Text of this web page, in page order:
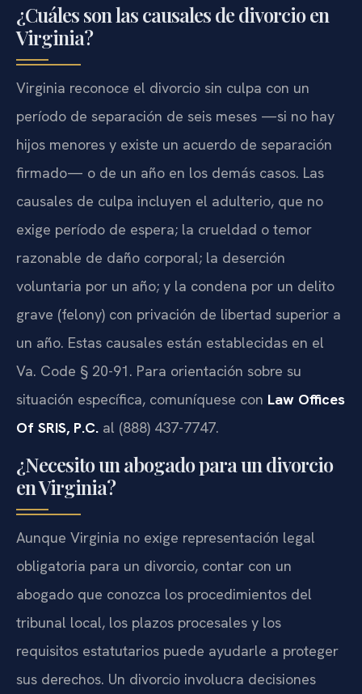
¿Cuáles son las causales de divorcio en
Virginia?
Virginia reconoce el divorcio sin culpa con un
período de separación de seis meses —si no hay
hijos menores y existe un acuerdo de separación
firmado— o de un año en los demás casos. Las
causales de culpa incluyen el adulterio, que no
exige período de espera; la crueldad o temor
razonable de daño corporal; la deserción
voluntaria por un año; y la condena por un delito
grave (felony) con privación de libertad superior a
un año. Estas causales están establecidas en el
Va. Code § 20-91. Para orientación sobre su
situación específica, comuníquese con Law Offices
Of SRIS, P.C. al (888) 437-7747.
¿Necesito un abogado para un divorcio
en Virginia?
Aunque Virginia no exige representación legal
obligatoria para un divorcio, contar con un
abogado que conozca los procedimientos del
tribunal local, los plazos procesales y los
requisitos estatutarios puede ayudarle a proteger
sus derechos. Un divorcio involucra decisiones